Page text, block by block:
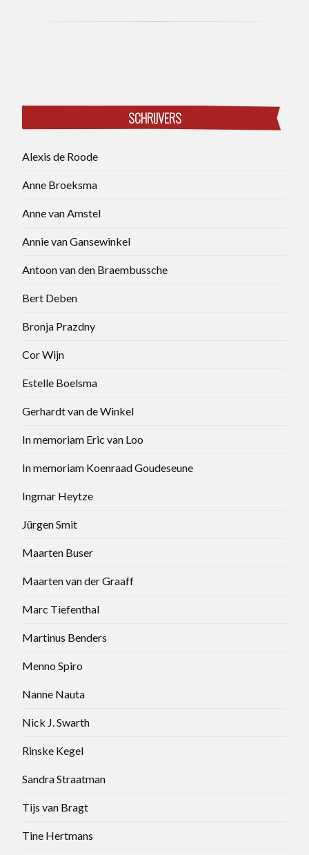
SCHRIJVERS
Alexis de Roode
Anne Broeksma
Anne van Amstel
Annie van Gansewinkel
Antoon van den Braembussche
Bert Deben
Bronja Prazdny
Cor Wijn
Estelle Boelsma
Gerhardt van de Winkel
In memoriam Eric van Loo
In memoriam Koenraad Goudeseune
Ingmar Heytze
Jürgen Smit
Maarten Buser
Maarten van der Graaff
Marc Tiefenthal
Martinus Benders
Menno Spiro
Nanne Nauta
Nick J. Swarth
Rinske Kegel
Sandra Straatman
Tijs van Bragt
Tine Hertmans